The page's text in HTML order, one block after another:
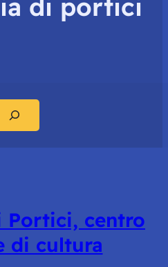
di portici
Portici, centro
di cultura